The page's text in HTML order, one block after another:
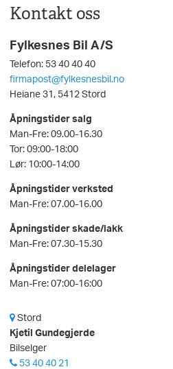
Kontakt oss
Fylkesnes Bil A/S
Telefon: 53 40 40 40
firmapost@fylkesnesbil.no
Heiane 31, 5412 Stord
Åpningstider salg
Man-Fre: 09.00-16.30
Tor: 09:00-18:00
Lør: 10:00-14:00
Åpningstider verksted
Man-Fre: 07.00-16.00
Åpningstider skade/lakk
Man-Fre: 07.30-15.30
Åpningstider delelager
Man-Fre: 07:00-16:00
Stord
Kjetil Gundegjerde
Bilselger
53 40 40 21